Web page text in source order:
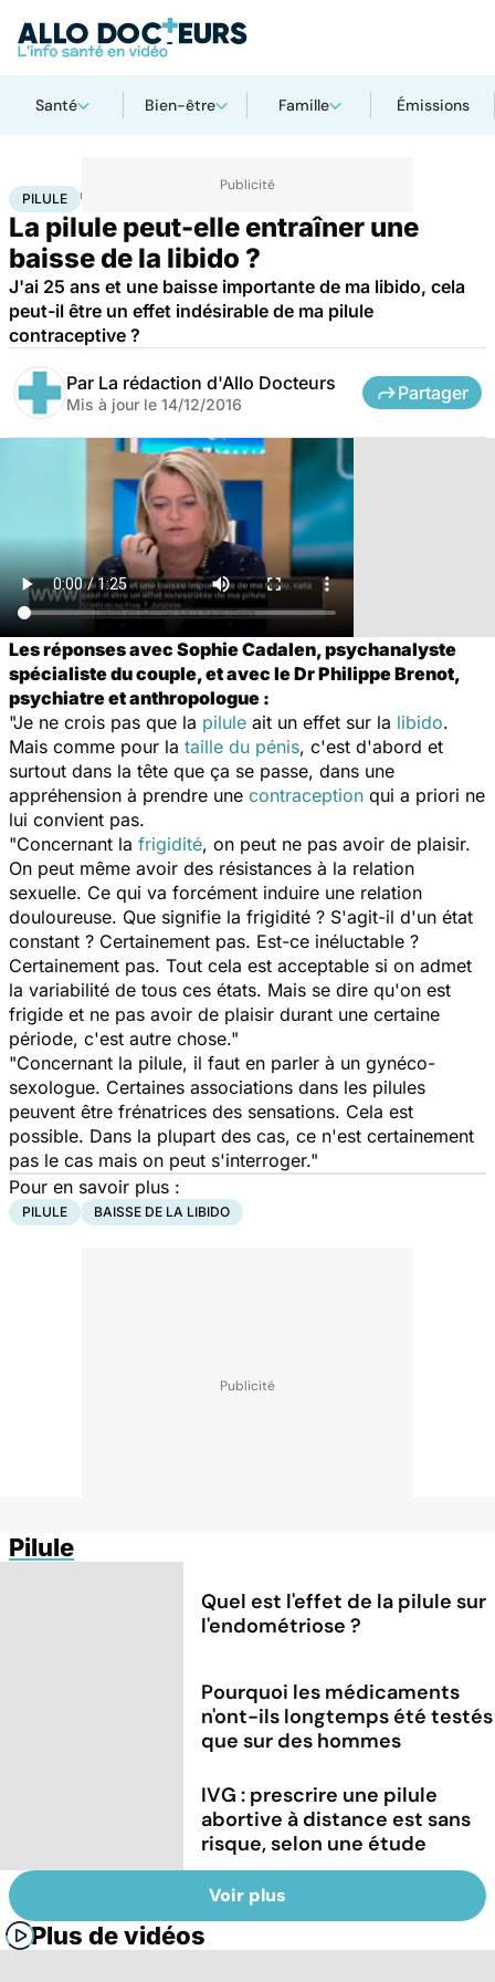
Santé Bien-être Famille Émissions
AccueilSanté
PILULE
La pilule peut-elle entraîner une
baisse de la libido ?
J'ai 25 ans et une baisse importante de ma libido, cela
peut-il être un effet indésirable de ma pilule
contraceptive ?
Par La rédaction d'Allo Docteurs
Mis à jour le 14/12/2016
Partager
Les réponses avec Sophie Cadalen, psychanalyste
spécialiste du couple, et avec le Dr Philippe Brenot,
psychiatre et anthropologue :
"Je ne crois pas que la pilule ait un effet sur la libido.
Mais comme pour la taille du pénis, c'est d'abord et
surtout dans la tête que ça se passe, dans une
appréhension à prendre une contraception qui a priori ne
lui convient pas.
"Concernant la frigidité, on peut ne pas avoir de plaisir.
On peut même avoir des résistances à la relation
sexuelle. Ce qui va forcément induire une relation
douloureuse. Que signifie la frigidité ? S'agit-il d'un état
constant ? Certainement pas. Est-ce inéluctable ?
Certainement pas. Tout cela est acceptable si on admet
la variabilité de tous ces états. Mais se dire qu'on est
frigide et ne pas avoir de plaisir durant une certaine
période, c'est autre chose."
"Concernant la pilule, il faut en parler à un gynéco-
sexologue. Certaines associations dans les pilules
peuvent être frénatrices des sensations. Cela est
possible. Dans la plupart des cas, ce n'est certainement
pas le cas mais on peut s'interroger."
Pour en savoir plus :
PILULE BAISSE DE LA LIBIDO
Pilule
Quel est l'effet de la pilule sur
l'endométriose ?
Pourquoi les médicaments
n'ont-ils longtemps été testés
que sur des hommes
IVG : prescrire une pilule
abortive à distance est sans
risque, selon une étude
Voir plus
Plus de vidéos